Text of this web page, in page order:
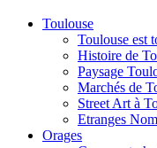
Toulouse
Toulouse est
Histoire de
Paysage
Marchés de
Street Art à
Etranges
Orages